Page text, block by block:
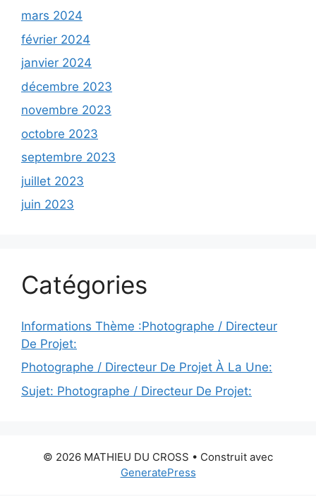
mars 2024
février 2024
janvier 2024
décembre 2023
novembre 2023
octobre 2023
septembre 2023
juillet 2023
juin 2023
Catégories
Informations Thème :Photographe / Directeur
De Projet:
Photographe / Directeur De Projet À La Une:
Sujet: Photographe / Directeur De Projet:
© 2026 MATHIEU DU CROSS • Construit avec
GeneratePress